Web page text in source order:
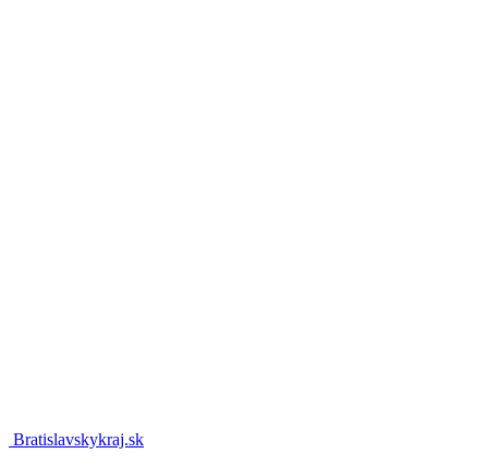
Bratislavskykraj.sk